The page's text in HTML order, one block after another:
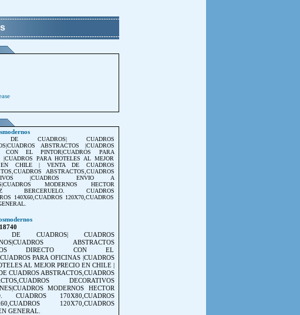
DE CUADROS| CUADROS
ABSTRACTOS |CUADROS
CON EL PINTOR|CUADROS PARA
|CUADROS PARA HOTELES AL MEJOR
EN CHILE | VENTA DE CUADROS
ABSTRACTOS,CUADROS
|CUADROS ENVIO A
MODERNOS HECTOR
BERCERUELO. CUADROS
140X60,CUADROS 120X70,CUADROS
DE CUADROS| CUADROS
ABSTRACTOS
DIRECTO CON EL
PARA OFICINAS |CUADROS
AL MEJOR PRECIO EN CHILE |
CUADROS ABSTRACTOS,CUADROS
DECORATIVOS
MODERNOS HECTOR
CUADROS 170X80,CUADROS
120X70,CUADROS
GENERAL.